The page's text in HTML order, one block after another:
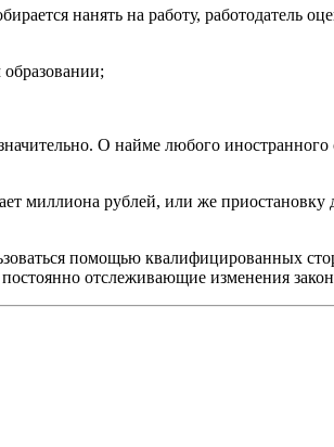
нанять на работу, работодатель
О найме любого
миллиона рублей, или же приостановку
помощью квалифицированных
отслеживающие изменения